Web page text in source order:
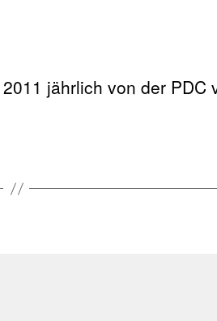
jährlich von der PDC